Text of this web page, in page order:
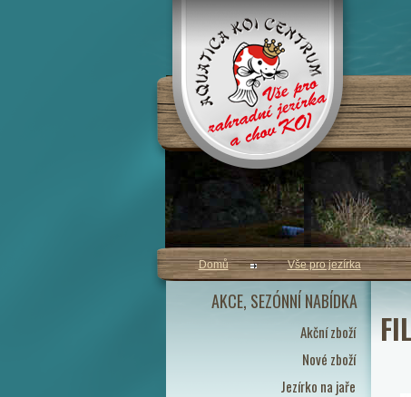
AKCE, SEZÓNNÍ NABÍDKA
Akční zboží
Nové zboží
Jezírko na jaře
Domů Vše pro jezírka